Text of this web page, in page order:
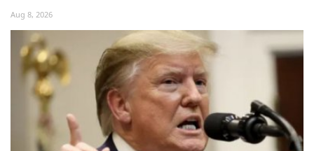
Aug 8, 2026